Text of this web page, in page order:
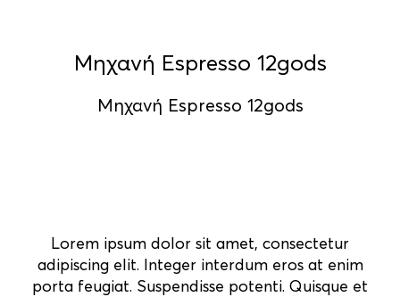
Μηχανή Espresso 12gods
Μηχανή Espresso 12gods
Lorem ipsum dolor sit amet, consectetur
adipiscing elit. Integer interdum eros at enim
porta feugiat. Suspendisse potenti. Quisque et